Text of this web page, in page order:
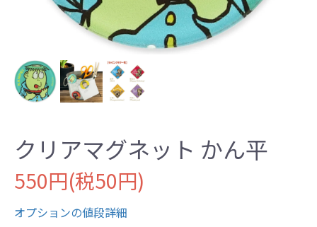
クリアマグネット かん平
550円(税50円)
オプションの値段詳細